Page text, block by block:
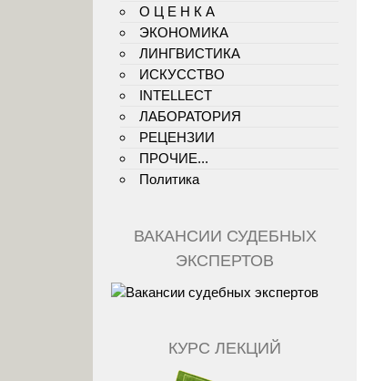
О Ц Е Н К А
ЭКОНОМИКА
ЛИНГВИСТИКА
ИСКУССТВО
INTELLECT
ЛАБОРАТОРИЯ
РЕЦЕНЗИИ
ПРОЧИЕ...
Политика
ВАКАНСИИ СУДЕБНЫХ
ЭКСПЕРТОВ
КУРС ЛЕКЦИЙ